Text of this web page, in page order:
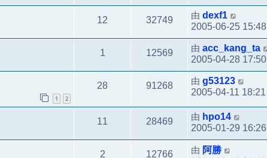
12 32749 由 dexf1
2005-06-25 15:48
1 12569 由 acc_kang_ta
2005-04-28 17:50
1 2
28 91268 由 g53123
2005-04-11 18:21
11 28469 由 hpo14
2005-01-29 16:26
2 12766 由 阿勝